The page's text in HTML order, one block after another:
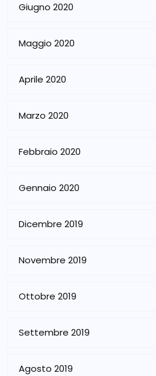
Giugno 2020
Maggio 2020
Aprile 2020
Marzo 2020
Febbraio 2020
Gennaio 2020
Dicembre 2019
Novembre 2019
Ottobre 2019
Settembre 2019
Agosto 2019